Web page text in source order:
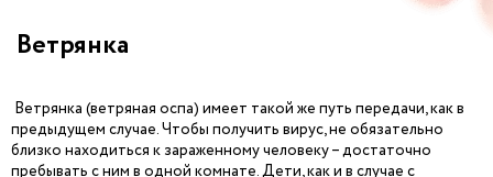
Ветрянка
Ветрянка (ветряная оспа) имеет такой же путь передачи, как в
предыдущем случае. Чтобы получить вирус, не обязательно
близко находиться к зараженному человеку – достаточно
пребывать с ним в одной комнате. Дети, как и в случае с